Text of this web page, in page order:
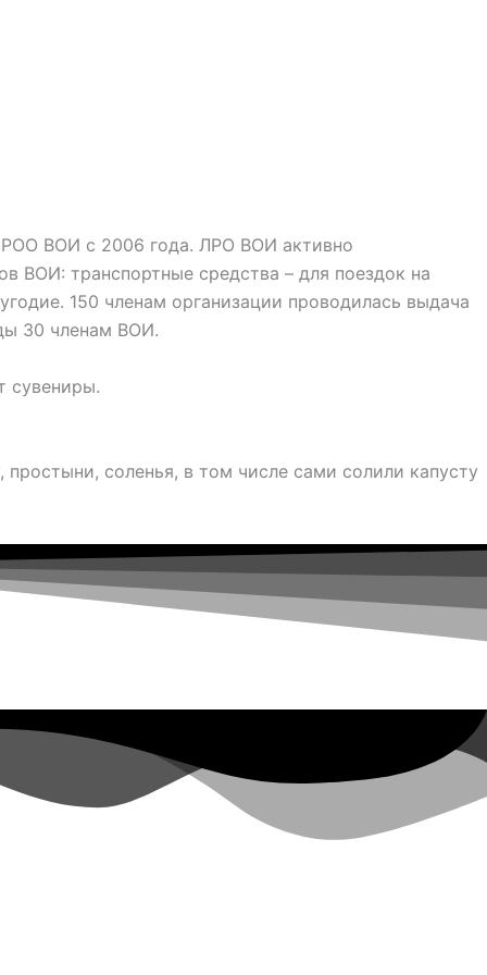
РОО ВОИ с 2006 года. ЛРО ВОИ активно
ВОИ: транспортные средства – для поездок на
150 членам организации проводилась выдача
30 членам ВОИ.
сувениры.
соленья, в том числе сами солили капусту